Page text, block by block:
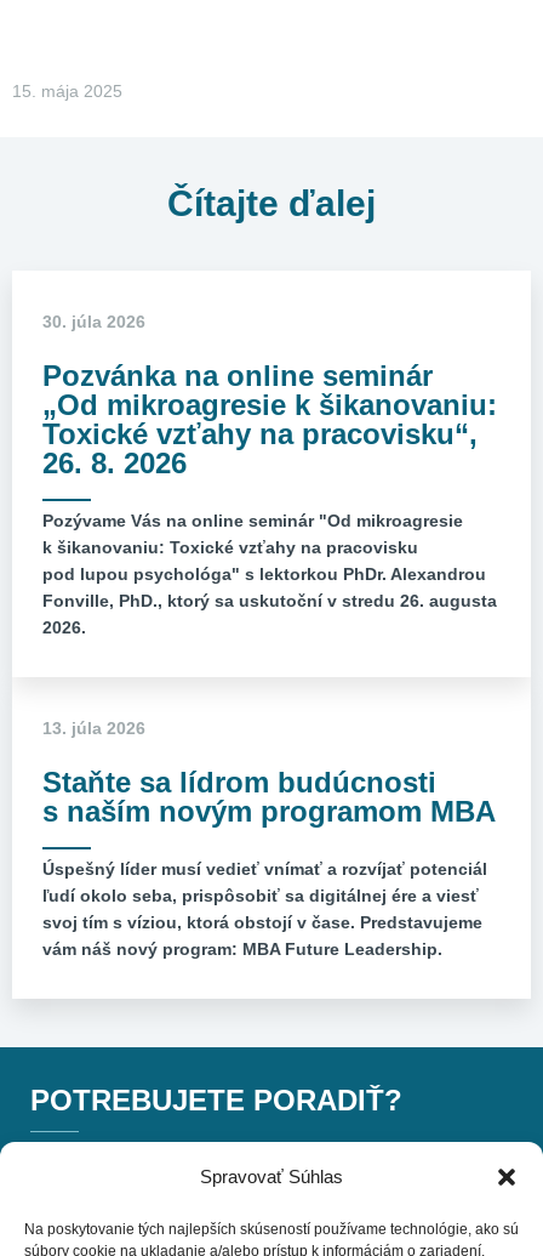
Spravovať Súhlas
Na poskytovanie tých najlepších skúseností používame technológie, ako sú
súbory cookie na ukladanie a/alebo prístup k informáciám o zariadení.
15. mája 2025
Čítajte ďalej
Pozvánka na online seminár
„Od mikroagresie k šikanovaniu:
Toxické vzťahy na pracovisku“,
26. 8. 2026
Pozývame Vás na online seminár "Od mikroagresie
k šikanovaniu: Toxické vzťahy na pracovisku
pod lupou psychológa" s lektorkou PhDr. Alexandrou
Fonville, PhD., ktorý sa uskutoční v stredu 26. augusta
2026.
30. júla 2026
Staňte sa lídrom budúcnosti
s naším novým programom MBA
Úspešný líder musí vedieť vnímať a rozvíjať potenciál
ľudí okolo seba, prispôsobiť sa digitálnej ére a viesť
svoj tím s víziou, ktorá obstojí v čase. Predstavujeme
vám náš nový program: MBA Future Leadership.
13. júla 2026
POTREBUJETE PORADIŤ?
+420 775 757 140
info@businessinstitut.cz